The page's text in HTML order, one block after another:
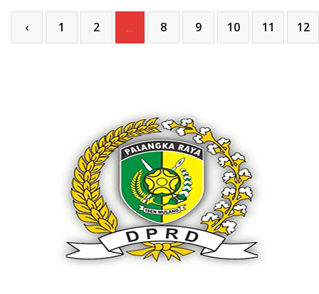
‹ 1 2 ... 8 9 10 11 12